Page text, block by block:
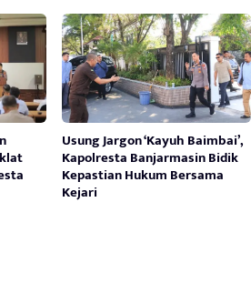
Usung Jargon ‘Kayuh Baimbai’,
Kapolresta Banjarmasin Bidik
Kepastian Hukum Bersama
Kejari